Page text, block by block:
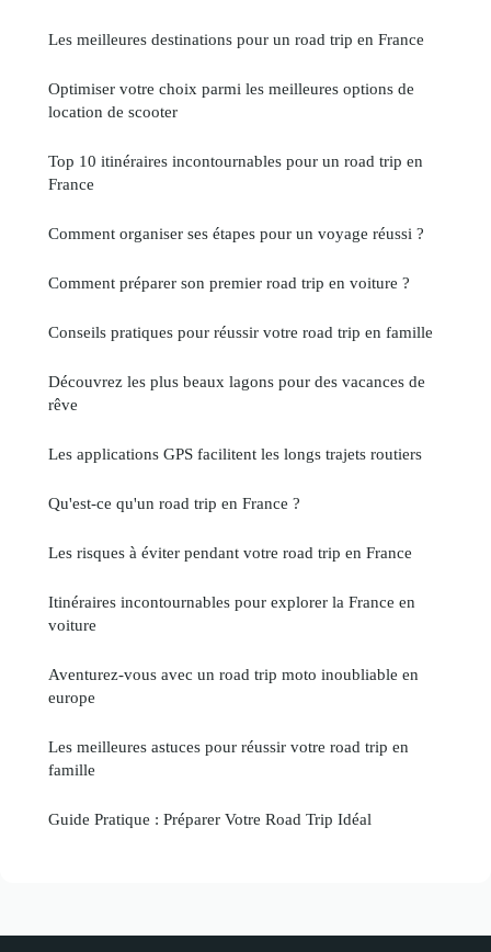
Les meilleures destinations pour un road trip en France
Optimiser votre choix parmi les meilleures options de
location de scooter
Top 10 itinéraires incontournables pour un road trip en
France
Comment organiser ses étapes pour un voyage réussi ?
Comment préparer son premier road trip en voiture ?
Conseils pratiques pour réussir votre road trip en famille
Découvrez les plus beaux lagons pour des vacances de
rêve
Les applications GPS facilitent les longs trajets routiers
Qu'est-ce qu'un road trip en France ?
Les risques à éviter pendant votre road trip en France
Itinéraires incontournables pour explorer la France en
voiture
Aventurez-vous avec un road trip moto inoubliable en
europe
Les meilleures astuces pour réussir votre road trip en
famille
Guide Pratique : Préparer Votre Road Trip Idéal